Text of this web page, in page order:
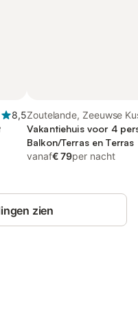
8,5Zoutelande, Zeeuwse
Vakantiehuis voor 4
Balkon/Terras en Terras
vanaf€ 79per nacht
zien